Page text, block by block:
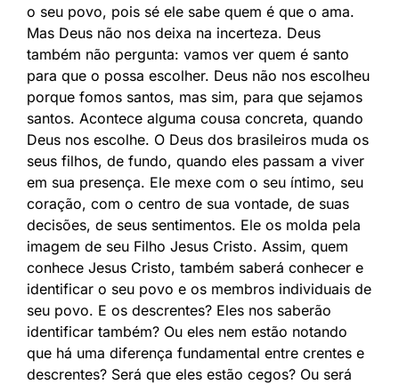
o seu povo, pois sé ele sabe quem é que o ama.
Mas Deus não nos deixa na incerteza. Deus
também não pergunta: vamos ver quem é santo
para que o possa escolher. Deus não nos escolheu
porque fomos santos, mas sim, para que sejamos
santos. Acontece alguma cousa concreta, quando
Deus nos escolhe. O Deus dos brasileiros muda os
seus filhos, de fundo, quando eles passam a viver
em sua presença. Ele mexe com o seu íntimo, seu
coração, com o centro de sua vontade, de suas
decisões, de seus sentimentos. Ele os molda pela
imagem de seu Filho Jesus Cristo. Assim, quem
conhece Jesus Cristo, também saberá conhecer e
identificar o seu povo e os membros individuais de
seu povo. E os descrentes? Eles nos saberão
identificar também? Ou eles nem estão notando
que há uma diferença fundamental entre crentes e
descrentes? Será que eles estão cegos? Ou será